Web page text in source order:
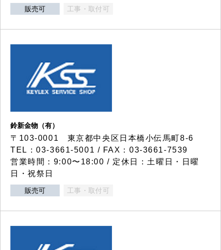
販売可 工事・取付可
鈴新金物（有）
〒103-0001 東京都中央区日本橋小伝馬町8-6
TEL：03-3661-5001 / FAX：03-3661-7539
営業時間：9:00〜18:00 / 定休日：土曜日・日曜
日・祝祭日
販売可 工事・取付可